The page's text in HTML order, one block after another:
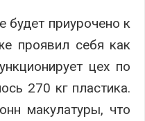
будет приурочено к
проявил себя как
цех по
270 кг пластика.
макулатуры, что
водохранилища Волги и
превысить норму почти в
увеличить вложения в